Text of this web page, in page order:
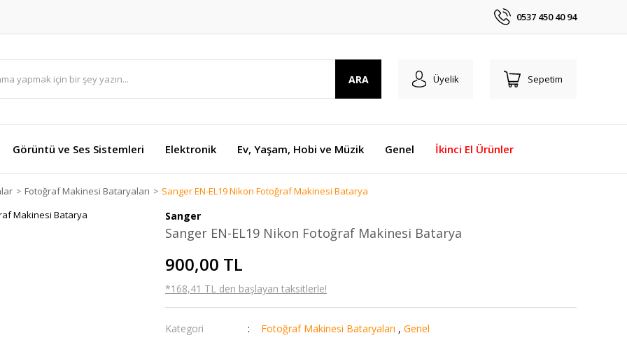
0537 450 40 94
ARA Üyelik Sepetim
Görüntü ve Ses Sistemleri Elektronik Ev, Yaşam, Hobi ve Müzik Genel İkinci El Ürünler
Fotoğraf Makinesi Bataryaları Sanger EN-EL19 Nikon Fotoğraf Makinesi Batarya
Sanger
Sanger EN-EL19 Nikon Fotoğraf Makinesi Batarya
900,00 TL
*168,41 TL den başlayan taksitlerle!
Kategori Fotoğraf Makinesi Bataryaları , Genel